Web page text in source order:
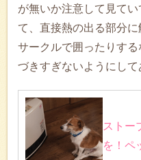
が無いか注意して見て
て、直接熱の出る部分
サークルで囲ったりす
づきすぎないようにして
ストー
を！ペ